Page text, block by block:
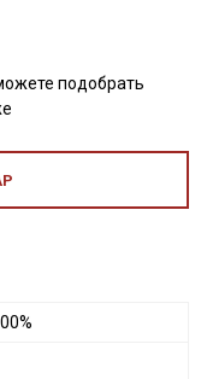
подобрать